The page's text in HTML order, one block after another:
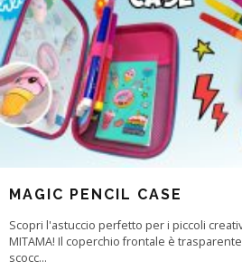
MAGIC PENCIL CASE
Scopri l'astuccio perfetto per i piccoli
MITAMA! Il coperchio frontale è
scocc...